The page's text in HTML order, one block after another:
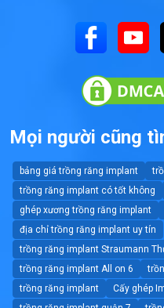
Mọi người cũng
bảng giá trồng răng implant
trồng răng implant có tốt không
ghép xương trồng răng implant
địa chỉ trồng răng implant uy tín
trồng răng implant Straumann
trồng răng implant All on 6
trồng răng implant
Cấy ghép